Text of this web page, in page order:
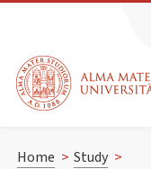
Home > Study >